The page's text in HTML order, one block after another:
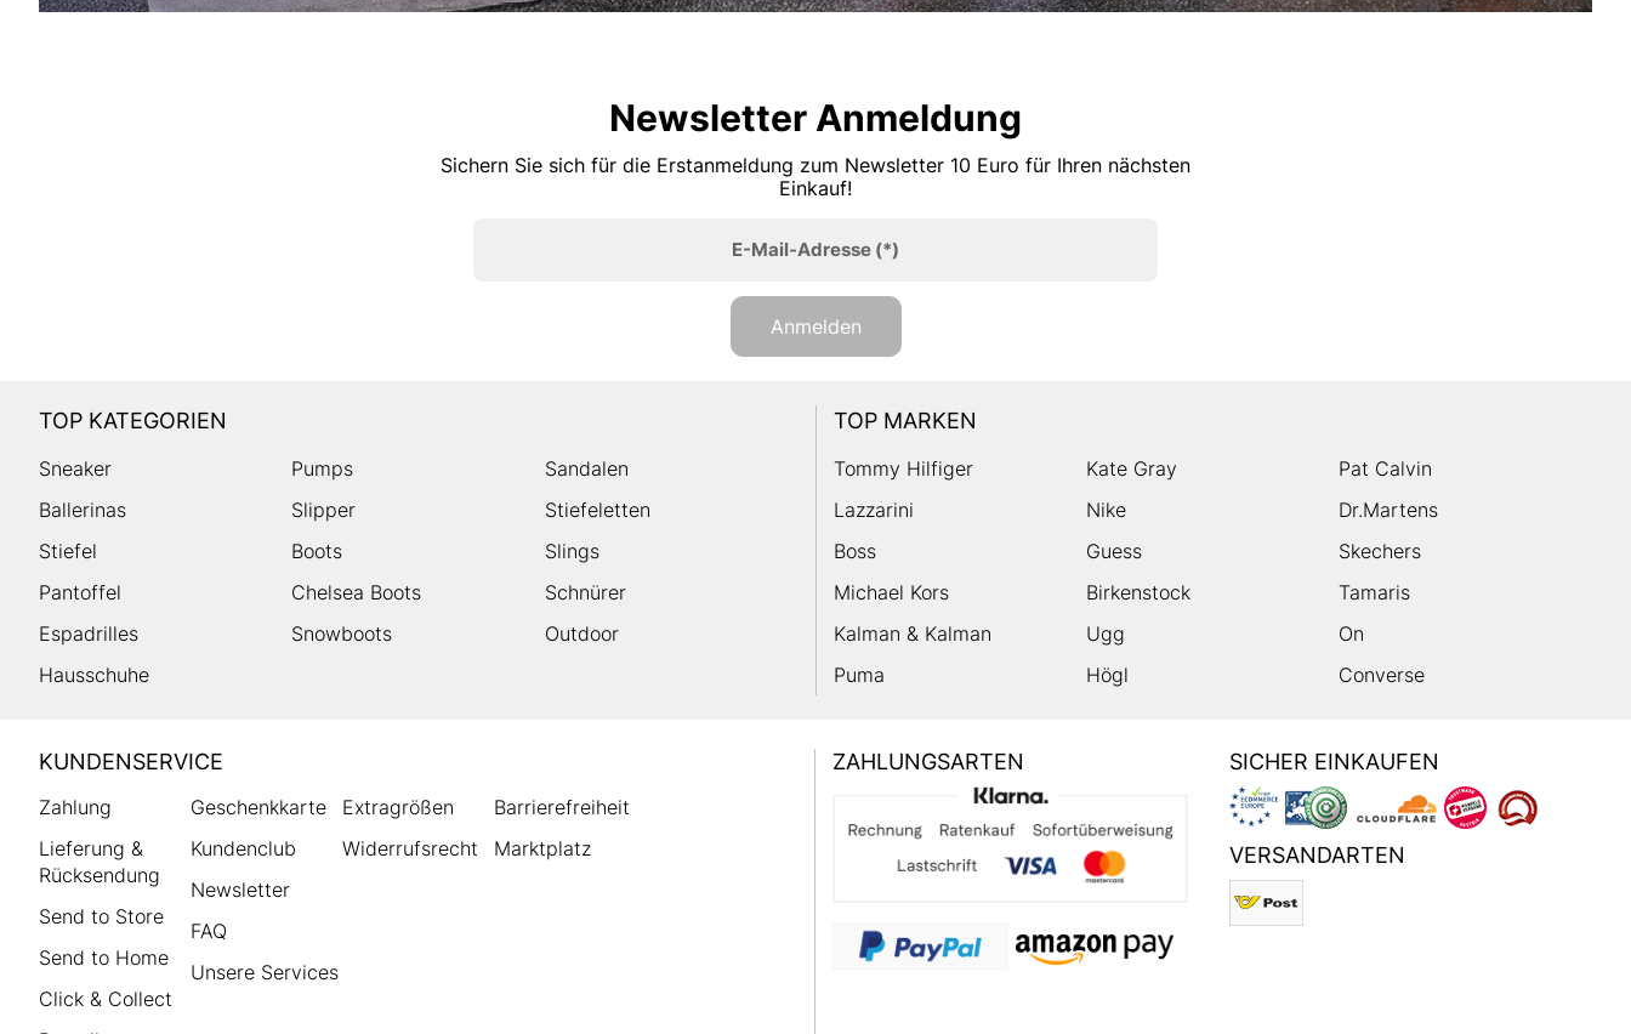
Newsletter Anmeldung
Sichern Sie sich für die Erstanmeldung zum Newsletter 10 Euro für Ihren nächsten
Einkauf!
E-Mail-Adresse(*)
Anmelden
TOP KATEGORIEN
Sneaker Pumps
Sandalen
Ballerinas
Slipper
Stiefeletten
Stiefel
Boots
Slings
Pantoffel
Chelsea Boots
Schnürer
Espadrilles
Snowboots
Outdoor
Hausschuhe
TOP MARKEN
Tommy Hilfiger Kate Gray
Pat Calvin
Lazzarini
Nike
Dr.Martens
Boss
Guess
Skechers
Michael Kors
Birkenstock
Tamaris
Kalman & Kalman
Ugg
On
Puma
Högl Converse
HUMANIC
Footer
KUNDENSERVICE
Zahlung
Lieferung &
Rücksendung
Send to Store
Send to Home
Click & Collect
Geschenkkarte
Kundenclub
Newsletter
FAQ
Unsere Services
Extragrößen
Widerrufsrecht
Barrierefreiheit
Marktplatz
ZAHLUNGSARTEN SICHER EINKAUFEN
VERSANDARTEN